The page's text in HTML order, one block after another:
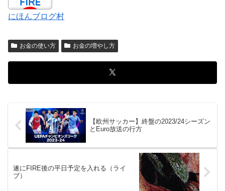
にほんブログ村
お金の使い方 お金の増やし方
【欧州サッカー】終盤の2023/24シーズン
とEuro放送の行方
遂にFIRE後の平日予定を入れる（ライ
ブ）